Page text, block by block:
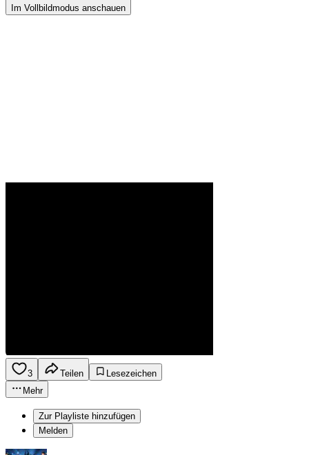
Im Vollbildmodus anschauen
3 Teilen
Lesezeichen
Mehr
Zur Playliste hinzufügen
Melden